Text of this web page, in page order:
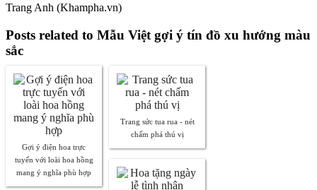
Trang Anh (Khampha.vn)
Posts related to Mẫu Việt gợi ý tín đồ xu hướng màu
sắc
Gợi ý điện hoa trực
tuyến với loài hoa hồng
mang ý nghĩa phù hợp
Trang sức tua rua - nét
chấm phá thú vị